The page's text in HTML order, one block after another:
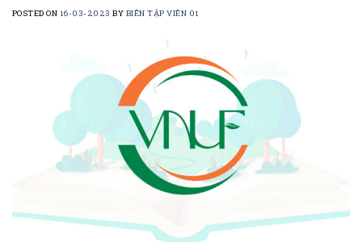
POSTED ON 16-03-2023 BY BIÊN TẬP VIÊN 01